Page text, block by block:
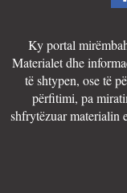
Ky portal
Materialet dhe
të shtypen, ose të
përfitimi, pa
shfrytëzuar materialin